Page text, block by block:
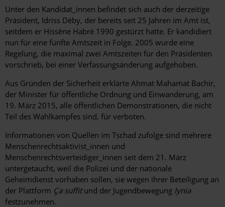
Unter den Kandidat_innen befindet sich auch der derzeitige
Präsident, Idriss Déby, der bereits seit 25 Jahren im Amt ist,
seitdem er Hissène Habré 1990 gestürzt hatte. Er kandidiert
nun für eine fünfte Amtszeit in Folge. 2005 wurde eine
Regelung, die maximal zwei Amtszeiten für den Präsidenten
vorschrieb, bei einer Verfassungsänderung aufgehoben.
Aus Gründen der Sicherheit erklärte Ahmat Mahamat Bachir,
der Minister für öffentliche Ordnung und Einwanderung, am
19. März 2015, alle öffentlichen Demonstrationen, die nicht
Teil des Wahlkampfes sind, für verboten.
Informationen von Quellen im Tschad zufolge sind mehrere
Menschenrechtsaktivist_innen und
Menschenrechtsverteidiger_innen seit dem 21. März
untergetaucht, weil die Polizei und der nationale
Geheimdienst vorhaben sollen, sie wegen ihrer Beteiligung an
der Plattform Ça suffitund der Jugendbewegung Iynia
festzunehmen.